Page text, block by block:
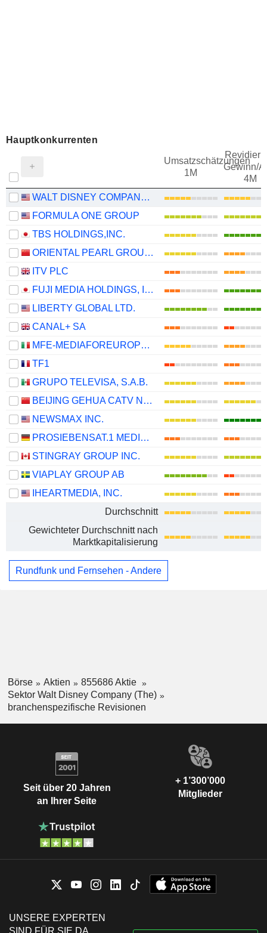
Hauptkonkurrenten
Umsatzschätzungen
1M
Gewinn/
4M
WALT DISNEY COMPANY (THE)
FORMULA ONE GROUP
TBS HOLDINGS,INC.
ORIENTAL PEARL GROUP CO.,LTD.
ITV PLC
FUJI MEDIA HOLDINGS, INC.
LIBERTY GLOBAL LTD.
CANAL+ SA
MFE-MEDIAFOREUROPE N.V.
TF1
GRUPO TELEVISA, S.A.B.
BEIJING GEHUA CATV NETWORK CO.,LTD.
NEWSMAX INC.
PROSIEBENSAT.1 MEDIA SE
STINGRAY GROUP INC.
VIAPLAY GROUP AB
IHEARTMEDIA, INC.
Durchschnitt
Gewichteter Durchschnitt nach
Marktkapitalisierung
Rundfunk und Fernsehen - Andere
Börse Aktien
855686 Aktie
Sektor Walt Disney Company (The)
branchenspezifische Revisionen
Seit über 20 Jahren
an Ihrer Seite
+ 1’300’000
Mitglieder
UNSERE EXPERTEN
SIND FÜR SIE DA